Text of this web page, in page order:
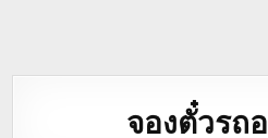
จองตั๋วรถ